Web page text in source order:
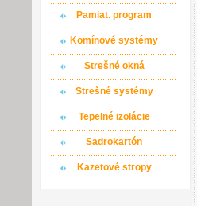
Pamiat. program
Komínové systémy
Strešné okná
Strešné systémy
Tepelné izolácie
Sadrokartón
Kazetové stropy